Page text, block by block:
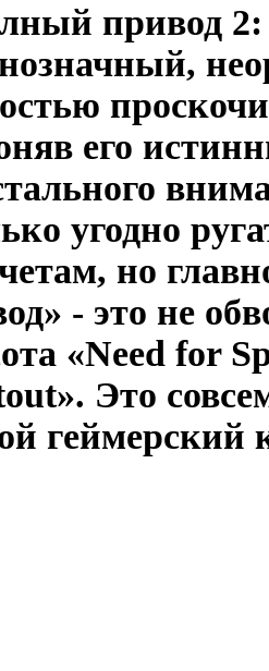
привод
его
угодно
но
- это не
«Need for
». Это